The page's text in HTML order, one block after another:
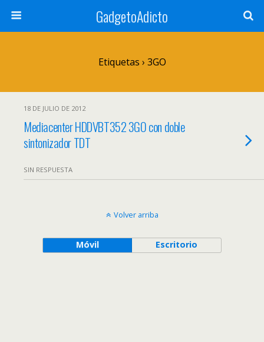
GadgetoAdicto
Etiquetas › 3GO
18 DE JULIO DE 2012
Mediacenter HDDVBT352 3GO con doble
sintonizador TDT
SIN RESPUESTA
Volver arriba
Móvil Escritorio